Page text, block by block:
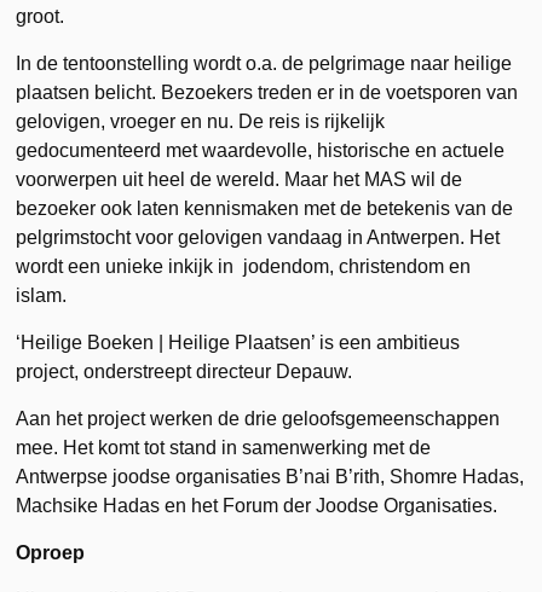
groot.
In de tentoonstelling wordt o.a. de pelgrimage naar heilige
plaatsen belicht. Bezoekers treden er in de voetsporen van
gelovigen, vroeger en nu. De reis is rijkelijk
gedocumenteerd met waardevolle, historische en actuele
voorwerpen uit heel de wereld. Maar het MAS wil de
bezoeker ook laten kennismaken met de betekenis van de
pelgrimstocht voor gelovigen vandaag in Antwerpen. Het
wordt een unieke inkijk in jodendom, christendom en
islam.
‘Heilige Boeken | Heilige Plaatsen’ is een ambitieus
project, onderstreept directeur Depauw.
Aan het project werken de drie geloofsgemeenschappen
mee. Het komt tot stand in samenwerking met de
Antwerpse joodse organisaties B’nai B’rith, Shomre Hadas,
Machsike Hadas en het Forum der Joodse Organisaties.
Oproep